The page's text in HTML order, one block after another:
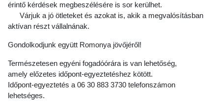
érintő kérdések megbeszélésére is sor kerülhet.
Várjuk a jó ötleteket és azokat is, akik a megvalósításban
aktívan részt vállalnának.
Gondolkodjunk együtt Romonya jövőjéről!
Természetesen egyéni fogadóórára is van lehetőség,
amely előzetes időpont-egyeztetéshez kötött.
Időpont-egyeztetés a 06 30 883 3730 telefonszámon
lehetséges.